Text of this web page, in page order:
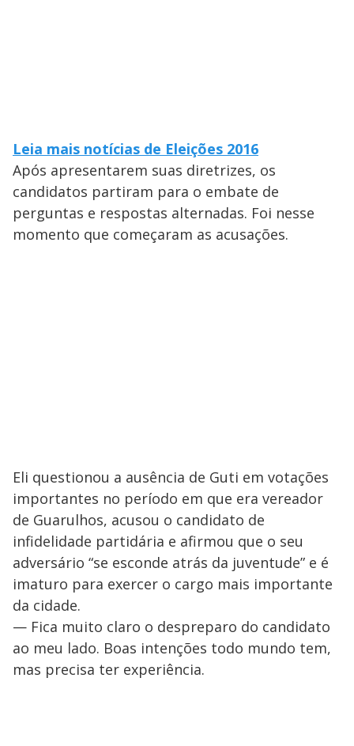
Leia mais notícias de Eleições 2016
Após apresentarem suas diretrizes, os
candidatos partiram para o embate de
perguntas e respostas alternadas. Foi nesse
momento que começaram as acusações.
Eli questionou a ausência de Guti em votações
importantes no período em que era vereador
de Guarulhos, acusou o candidato de
infidelidade partidária e afirmou que o seu
adversário “se esconde atrás da juventude” e é
imaturo para exercer o cargo mais importante
da cidade.
— Fica muito claro o despreparo do candidato
ao meu lado. Boas intenções todo mundo tem,
mas precisa ter experiência.